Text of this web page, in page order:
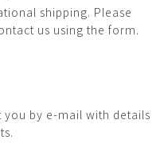
shipping. Please
us using the form.
by e-mail with details